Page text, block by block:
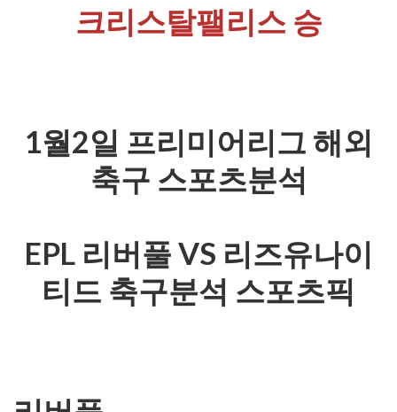
크리스탈팰리스 승
1월2일 프리미어리그 해외
축구 스포츠분석
EPL 리버풀 VS 리즈유나이
티드 축구분석 스포츠픽